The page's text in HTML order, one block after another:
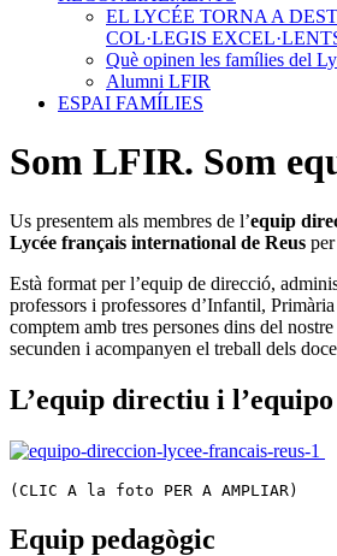
EL LYCÉE TORNA A
COL·LEGIS
Què opinen les famílies del
Alumni LFIR
ESPAI FAMÍLIES
Som LFIR. Som
Us presentem als membres de l’equip
Lycée français international de Reus
Està format per l’equip de direcció,
professors i professores d’Infantil,
comptem amb tres persones dins del
secunden i acompanyen el treball dels
L’equip directiu i
(CLIC A la foto PER A AMPLIAR)
Equip pedagògic